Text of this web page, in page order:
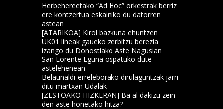
Herbehereetako “Ad Hoc” orkestrak berriz
ere kontzertua eskainiko du datorren
astean
[ATARIKOA] Kirol bazkuna ehuntzen
UK01 lineak gaueko zerbitzu berezia
izango du Donostiako Aste Nagusian
San Lorente Eguna ospatuko dute
astelehenean
Belaunaldi-erreleborako dirulaguntzak jarri
ditu martxan Udalak
[ZESTOAKO HIZKERAN] Ba al dakizu zein
den aste honetako hitza?